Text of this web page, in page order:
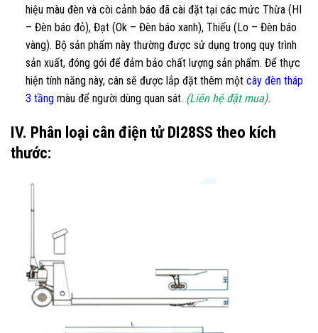
hiệu màu đèn và còi cảnh báo đã cài đặt tại các mức Thừa (HI
– Đèn báo đỏ), Đạt (Ok – Đèn báo xanh), Thiếu (Lo – Đèn báo
vàng). Bộ sản phẩm này thường được sử dụng trong quy trình
sản xuất, đóng gói để đảm bảo chất lượng sản phẩm. Để thực
hiện tính năng này, cân sẽ được lắp đặt thêm một cây đèn tháp
3 tầngmàu để người dùng quan sát. (Liên hệ đặt mua).
IV. Phân loại cân điện tử DI28SS theo kích
thước: